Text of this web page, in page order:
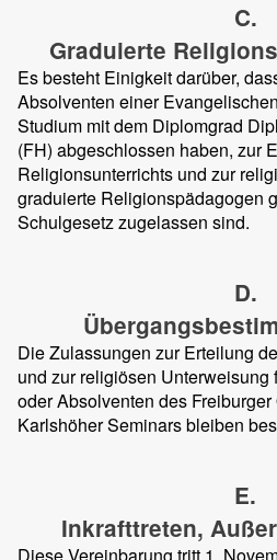
C.
Graduierte
Es besteht Einigkeit darüber,
Absolventen einer
Studium mit dem Diplomgrad
(FH) abgeschlossen haben, zur
Religionsunterrichts und zur
graduierte Religionspädagogen
Schulgesetz zugelassen sind.
D.
Die Zulassungen zur Erteilung
und zur religiösen
oder Absolventen des
Karlshöher Seminars bleiben
E.
Inkrafttreten,